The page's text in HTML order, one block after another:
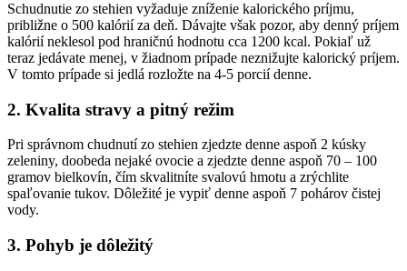
Schudnutie zo stehien vyžaduje zníženie kalorického príjmu,
približne o 500 kalórií za deň. Dávajte však pozor, aby denný príjem
kalórií neklesol pod hraničnú hodnotu cca 1200 kcal. Pokiaľ už
teraz jedávate menej, v žiadnom prípade neznižujte kalorický príjem.
V tomto prípade si jedlá rozložte na 4-5 porcií denne.
2. Kvalita stravy a pitný režim
Pri správnom chudnutí zo stehien zjedzte denne aspoň 2 kúsky
zeleniny, doobeda nejaké ovocie a zjedzte denne aspoň 70 – 100
gramov bielkovín, čím skvalitníte svalovú hmotu a zrýchlite
spaľovanie tukov. Dôležité je vypiť denne aspoň 7 pohárov čistej
vody.
3. Pohyb je dôležitý